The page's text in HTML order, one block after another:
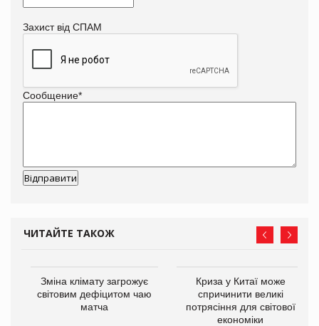
Захист від СПАМ
Сообщение*
ЧИТАЙТЕ ТАКОЖ
Зміна клімату загрожує
світовим дефіцитом чаю
матча
Криза у Китаї може
спричинити великі
потрясіння для світової
економіки